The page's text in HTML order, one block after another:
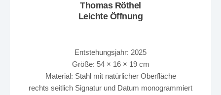
Thomas Röthel
Leichte Öffnung
Entstehungsjahr: 2025
Größe: 54 × 16 × 19 cm
Material: Stahl mit natürlicher Oberfläche
rechts seitlich Signatur und Datum monogrammiert